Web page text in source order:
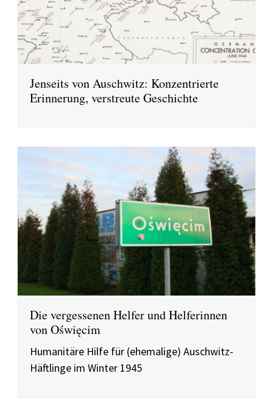
Jenseits von Auschwitz: Konzentrierte
Erinnerung, verstreute Geschichte
Die vergessenen Helfer und Helferinnen
von Oświęcim
Humanitäre Hilfe für (ehemalige) Auschwitz-
Häftlinge im Winter 1945